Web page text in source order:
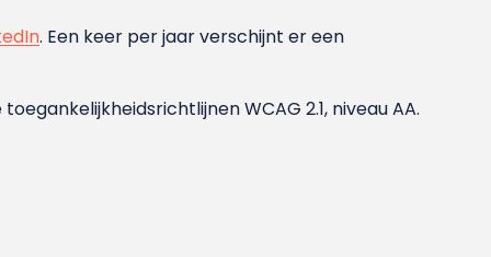
. Een keer per jaar verschijnt er een
WCAG 2.1, niveau AA.